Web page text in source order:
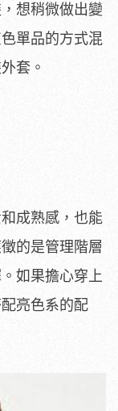
想稍微做出變
單品的方式混
套。
成熟感，也能
的是管理階層
如果擔心穿上
亮色系的配